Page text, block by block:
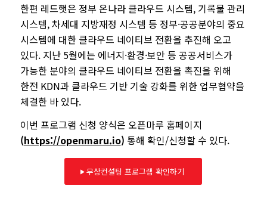
한편 레드햇은 정부 온나라 클라우드 시스템, 기록물 관리
시스템,차세대 지방재정 시스템 등 정부·공공분야의 중요
시스템에 대한 클라우드 네이티브 전환을 추진해 오고
있다. 지난5월에는 에너지·환경·보안 등 공공서비스가
가능한 분야의 클라우드 네이티브 전환을 촉진을 위해
한전 KDN과 클라우드 기반 기술 강화를 위한 업무협약을
체결한 바 있다.
이번 프로그램 신청 양식은 오픈마루 홈페이지
(https://openmaru.io) 통해 확인/신청할 수 있다.
무상컨설팅 프로그램 확인하기